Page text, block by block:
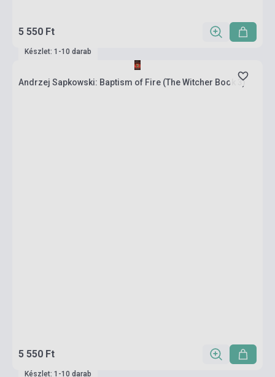
5 550 Ft
Készlet: 1-10 darab
Andrzej Sapkowski: Baptism of Fire (The Witcher Book 3)
5 550 Ft
Készlet: 1-10 darab